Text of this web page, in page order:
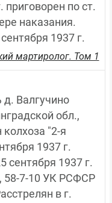
по ст.
наказания.
1937 г.
мартиролог. Том 1
д. Валгучино
обл.,
колхоза "2-я
1937 г.
1937 г.
58-7-10 УК РСФСР
в г.